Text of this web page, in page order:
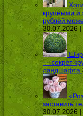
крупными и
рублей
30.07.2026 |
— секрет
ландшафта
заставить
30.07.2026 |